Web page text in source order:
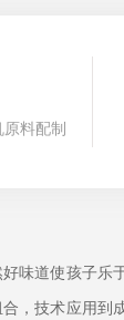
料配制
味道使孩子乐
，技术应用到